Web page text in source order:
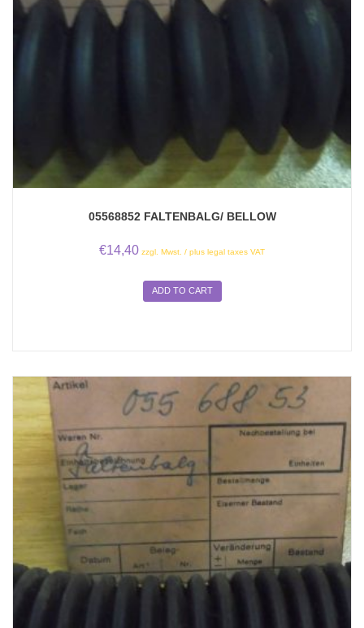
05568852 FALTENBALG/ BELLOW
€14,40 zzgl. Mwst. / plus legal taxes VAT
ADD TO CART